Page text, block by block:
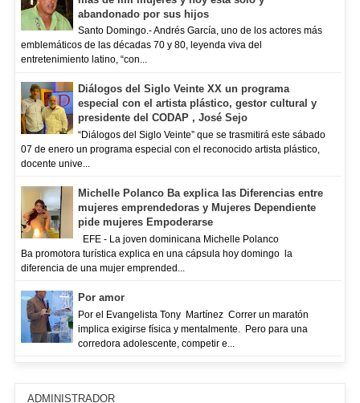
abandonado por sus hijos
Santo Domingo.- Andrés García, uno de los actores más
emblemáticos de las décadas 70 y 80, leyenda viva del
entretenimiento latino, “con...
Diálogos del Siglo Veinte XX un programa
especial con el artista plástico, gestor cultural y
presidente del CODAP , José Sejo
“Diálogos del Siglo Veinte” que se trasmitirá este sábado
07 de enero un programa especial con el reconocido artista plástico,
docente unive...
Michelle Polanco Ba explica las Diferencias entre
mujeres emprendedoras y Mujeres Dependiente
pide mujeres Empoderarse
EFE - La joven dominicana Michelle Polanco
Ba promotora turística explica en una cápsula hoy domingo la
diferencia de una mujer emprended...
Por amor
Por el Evangelista Tony Martínez Correr un maratón
implica exigirse física y mentalmente. Pero para una
corredora adolescente, competir e...
ADMINISTRADOR